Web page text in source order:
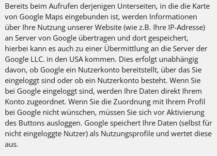
Bereits beim Aufrufen derjenigen Unterseiten, in die die Karte
von Google Maps eingebunden ist, werden Informationen
über Ihre Nutzung unserer Website (wie z.B. Ihre IP-Adresse)
an Server von Google übertragen und dort gespeichert,
hierbei kann es auch zu einer Übermittlung an die Server der
Google LLC. in den USA kommen. Dies erfolgt unabhängig
davon, ob Google ein Nutzerkonto bereitstellt, über das Sie
eingeloggt sind oder ob ein Nutzerkonto besteht. Wenn Sie
bei Google eingeloggt sind, werden Ihre Daten direkt Ihrem
Konto zugeordnet. Wenn Sie die Zuordnung mit Ihrem Profil
bei Google nicht wünschen, müssen Sie sich vor Aktivierung
des Buttons ausloggen. Google speichert Ihre Daten (selbst für
nicht eingeloggte Nutzer) als Nutzungsprofile und wertet diese
aus.